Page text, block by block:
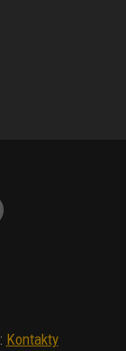
: Kontakty